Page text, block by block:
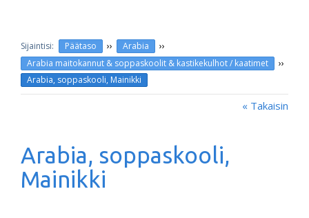
Päätaso ›› Arabia ››
Arabia maitokannut & soppaskoolit & kastikekulhot / kaatimet ››
Arabia, soppaskooli, Mainikki
« Takaisin
Arabia, soppaskooli,
Mainikki